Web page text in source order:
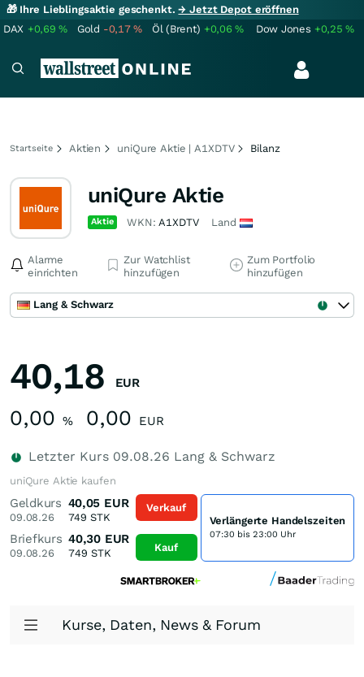
🎁 Ihre Lieblingsaktie geschenkt.→ Jetzt Depot eröffnen
DAX +0,69% Gold -0,17% Öl (Brent) +0,06% Dow Jones +0,25%
Startseite Aktien uniQure Aktie | A1XDTV Bilanz
uniQure Aktie
Aktie WKN:A1XDTV Land
Alarme
einrichten
Zur Watchlist
hinzufügen
Zum Portfolio
hinzufügen
Lang & Schwarz
40,18 EUR
0,00 % 0,00 EUR
Letzter Kurs 09.08.26 Lang & Schwarz
uniQure Aktie kaufen
Geldkurs
09.08.26
40,05 EUR
749 STK
Briefkurs
09.08.26
40,30 EUR
749 STK
Verkauf
Kauf
Verlängerte Handelszeiten
07:30 bis 23:00 Uhr
Kurse, Daten, News & Forum